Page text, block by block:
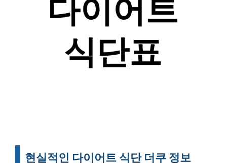
현실적인 다이어트 식단 더쿠 정보